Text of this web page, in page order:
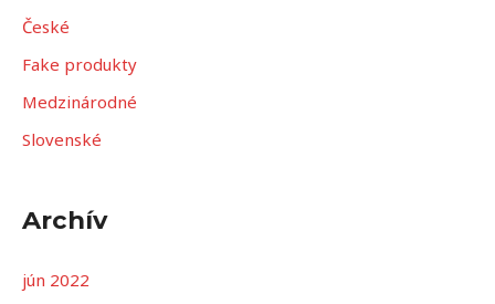
a
ť
:
České
Fake produkty
Medzinárodné
Slovenské
Archív
jún 2022